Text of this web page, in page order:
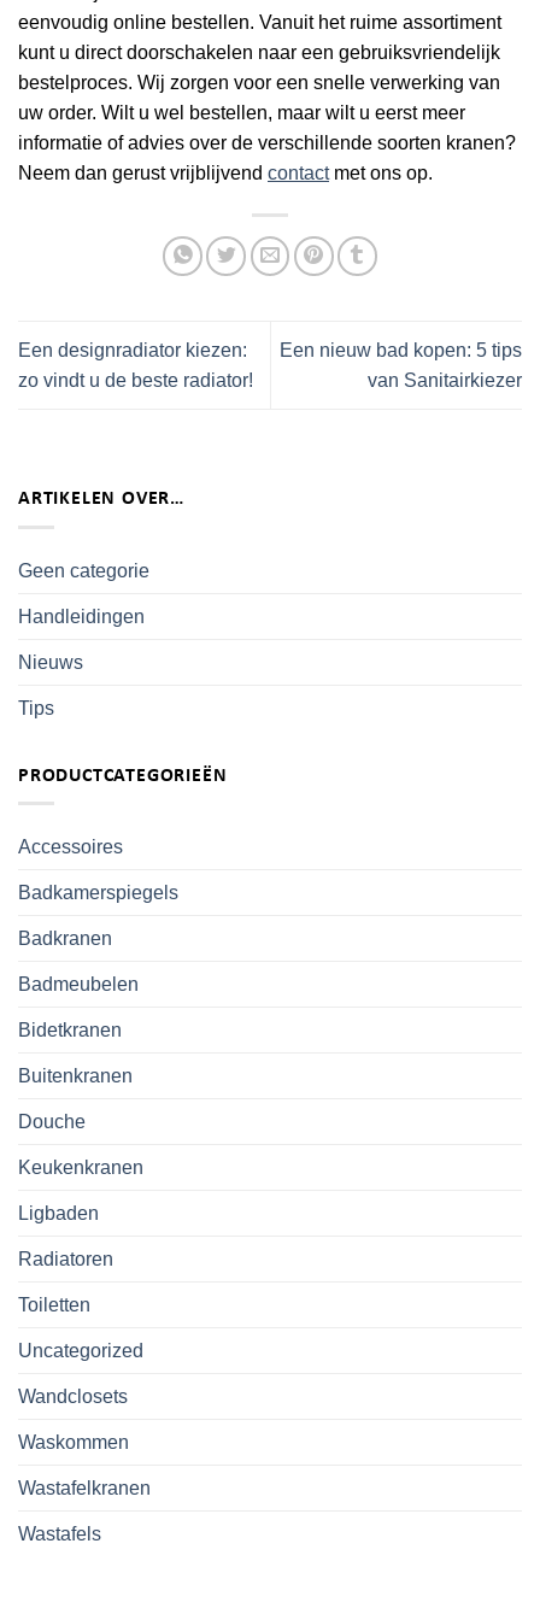
eenvoudig online bestellen. Vanuit het ruime assortiment
kunt u direct doorschakelen naar een gebruiksvriendelijk
bestelproces. Wij zorgen voor een snelle verwerking van
uw order. Wilt u wel bestellen, maar wilt u eerst meer
informatie of advies over de verschillende soorten kranen?
Neem dan gerust vrijblijvend contactmet ons op.
Een designradiator kiezen:
zo vindt u de beste radiator!
Een nieuw bad kopen: 5 tips
van Sanitairkiezer
ARTIKELEN OVER…
Geen categorie
Handleidingen
Nieuws
Tips
PRODUCTCATEGORIEËN
Accessoires
Badkamerspiegels
Badkranen
Badmeubelen
Bidetkranen
Buitenkranen
Douche
Keukenkranen
Ligbaden
Radiatoren
Toiletten
Uncategorized
Wandclosets
Waskommen
Wastafelkranen
Wastafels